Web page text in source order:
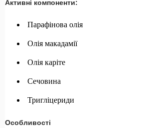
Активні компоненти:
Парафінова олія
Олія макадамії
Олія каріте
Сечовина
Тригліцериди
Особливості